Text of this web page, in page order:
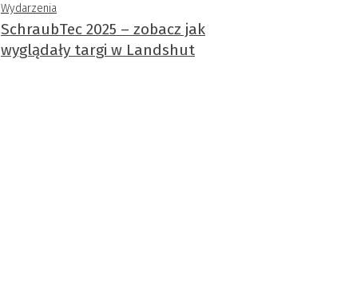
Wydarzenia
SchraubTec 2025 – zobacz jak
wyglądały targi w Landshut